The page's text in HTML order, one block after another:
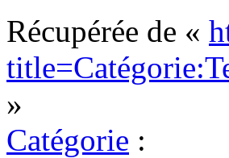
Récupérée de «
»
Catégorie :